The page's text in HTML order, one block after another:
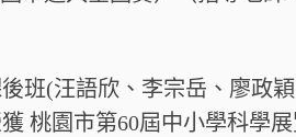
班(汪語欣、李宗岳、廖政穎
桃園市第60屆中小學科學